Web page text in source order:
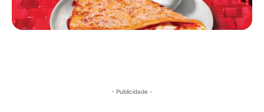
- Publicidade -